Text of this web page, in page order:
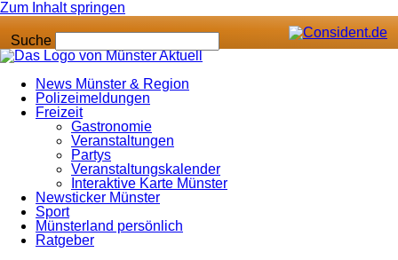
Zum Inhalt springen
Suche
News Münster & Region
Polizeimeldungen
Freizeit
Gastronomie
Veranstaltungen
Partys
Veranstaltungskalender
Interaktive Karte Münster
Newsticker Münster
Sport
Münsterland persönlich
Ratgeber